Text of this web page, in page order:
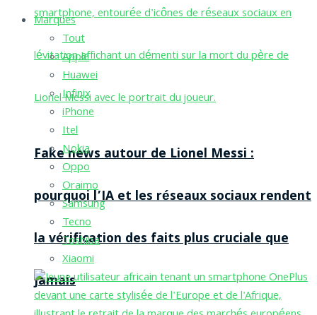
Fake news autour de Lionel Messi :
pourquoi l’IA et les réseaux sociaux rendent
la vérification des faits plus cruciale que
jamais
Marques
Tout
Apple
Huawei
Infinix
iPhone
Itel
Nokia
Oppo
Oraimo
Samsung
Tecno
Toshiba
Xiaomi